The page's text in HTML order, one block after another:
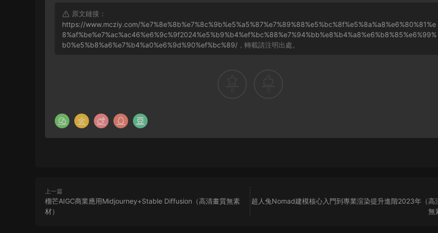
原文鏈接：
https://www.mcziy.com/%e7%8e%8b%e7%8c%9b%e5%a5%87%e7%89%88%e5%bc%8f%e5%8a%a8%e6%80%81%e
8%af%be%e7%ac%ac46%e6%9c%9f2024%e5%b9%b4%ef%bc%88%e7%94%bb%e8%b4%a8%e6%b8%85%e6%99%
b0%e5%b8%a6%e7%b4%a0%e6%9d%90%ef%bc%89/ ，轉載請注明出處。
上一篇
榴芒AIGC商業應用Midjourney+Stable Diffusion（高清畫質無素
材）
超人兔Nomad建模核心入門到專業渲染提升進階2023年（高
無